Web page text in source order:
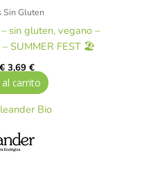
Sin Gluten
sin gluten, vegano –
SUMMER FEST 🏖️
3,69 €
carrito
Bio